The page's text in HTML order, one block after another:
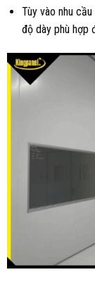
Tùy vào nhu
độ dày phù hợp